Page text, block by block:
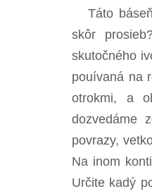
Táto báseň
skôr
skutočného
pouívaná
otrokmi, a
dozvedáme
povrazy,
Na inom
Určite kadý